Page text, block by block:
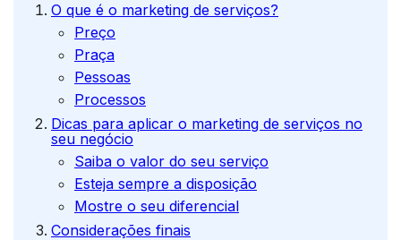
O que é o marketing de serviços?
Preço
Praça
Pessoas
Processos
Dicas para aplicar o marketing de serviços no
seu negócio
Saiba o valor do seu serviço
Esteja sempre a disposição
Mostre o seu diferencial
Considerações finais